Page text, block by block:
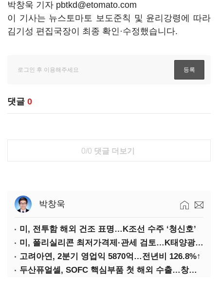
박창욱 기자 pbtkd@etomato.com
이 기사는 뉴스토마토 보도준칙 및 윤리강령에 따라
김기성 편집국장이 최종 확인·수정했습니다.
댓글 0
0/0 댓글 더보기
박창욱
미, 전투함 해외 건조 표명…K조선 수주 ‘청신호’
미, 폴리실리콘 최저가격제·관세 검토…K태양광 입지 확대 기대
고려아연, 2분기 영업익 5870억…전년비 126.8%↑
두산퓨얼셀, SOFC 핵심부품 첫 해외 수출…창사 이래 최대 규모